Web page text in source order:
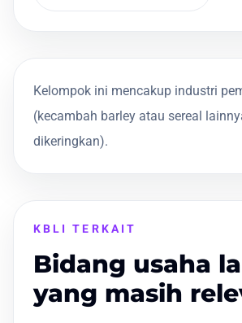
Kelompok ini mencakup industri
(kecambah barley atau sereal
dikeringkan).
KBLI TERKAIT
Bidang usaha
yang masih